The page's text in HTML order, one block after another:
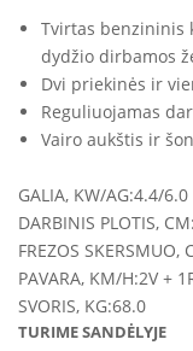
Tvirtas benzininis
dydžio dirbamos
Dvi priekinės ir
Reguliuojamas
Vairo aukštis ir
GALIA, KW/AG:4.4/6.0
DARBINIS PLOTIS, CM:
FREZOS SKERSMUO,
PAVARA, KM/H:2V +
SVORIS, KG:68.0
TURIME SANDĖLYJE